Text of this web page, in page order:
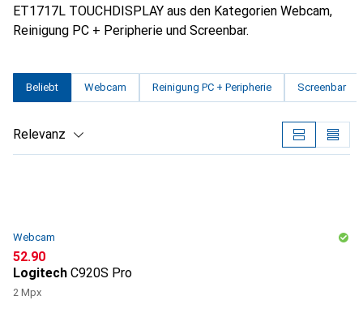
ET1717L TOUCHDISPLAY aus den Kategorien Webcam,
Reinigung PC + Peripherie und Screenbar.
Beliebt Webcam Reinigung PC + Peripherie Screenbar
Relevanz
Webcam
CHF
52.90
Logitech C920S Pro
2 Mpx